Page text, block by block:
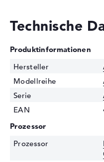
Technische
Produktinformationen
Hersteller
Modellreihe
Serie
EAN
Prozessor
Prozessor